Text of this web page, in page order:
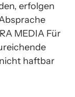
erfolgen
MEDIA Für
haftbar